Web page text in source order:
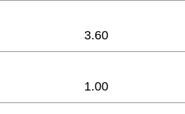
3.60
1.00